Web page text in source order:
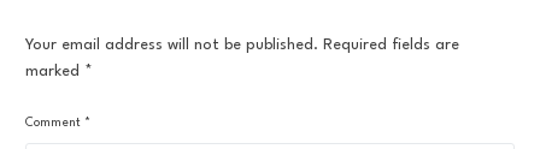
Your email address will not be published. Required fields are
marked
*
Comment *